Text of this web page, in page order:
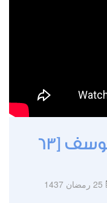
الفاتحة ثم سورة يوسف [63
25 رمضان 1437